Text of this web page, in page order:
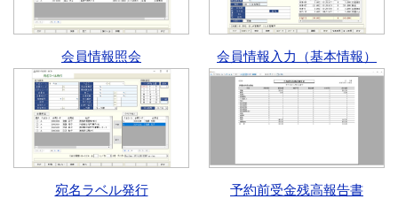
会員情報照会 会員情報入力（基本情報）
宛名ラベル発行 予約前受金残高報告書